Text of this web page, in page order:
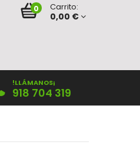
0 Carrito:
0,00 €
!LLÁMANOS¡
918 704 319